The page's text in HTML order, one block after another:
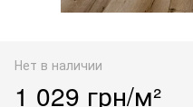
Нет в наличии
1 029 грн/м²